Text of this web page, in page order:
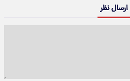
ارسال نظر